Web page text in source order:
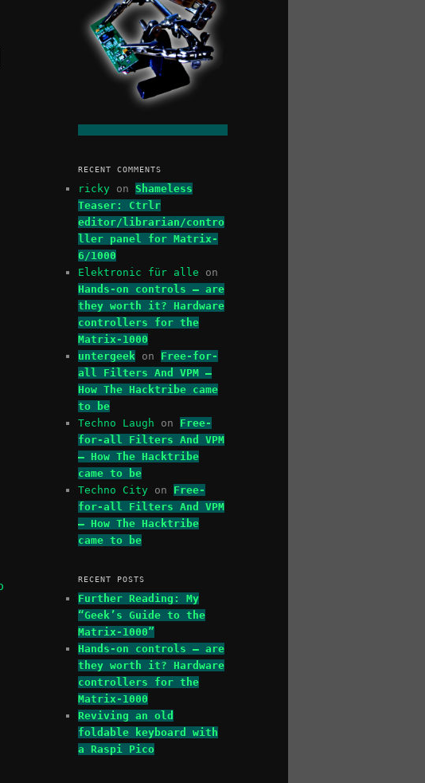
RECENT COMMENTS
ricky on Shameless
Teaser: Ctrlr
editor/librarian/contro
ller panel for Matrix-
6/1000
Elektronic für alle on
Hands-on controls – are
they worth it? Hardware
controllers for the
Matrix-1000
untergeek on Free-for-
all Filters And VPM –
How The Hacktribe came
to be
Techno Laugh on Free-
for-all Filters And VPM
– How The Hacktribe
came to be
Techno City on Free-
for-all Filters And VPM
– How The Hacktribe
came to be
RECENT POSTS
Further Reading: My
“Geek’s Guide to the
Matrix-1000”
Hands-on controls – are
they worth it? Hardware
controllers for the
Matrix-1000
Reviving an old
foldable keyboard with
a Raspi Pico